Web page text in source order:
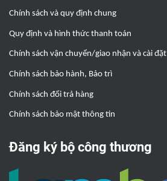
Chính sách và quy định chung
Quy định và hình thức thanh toán
Chính sách vận chuyển/giao nhận và cài đặt
Chính sách bảo hành, Bảo trì
Chính sách đổi trả hàng
Chính sách bảo mật thông tin
Đăng ký bộ công thương